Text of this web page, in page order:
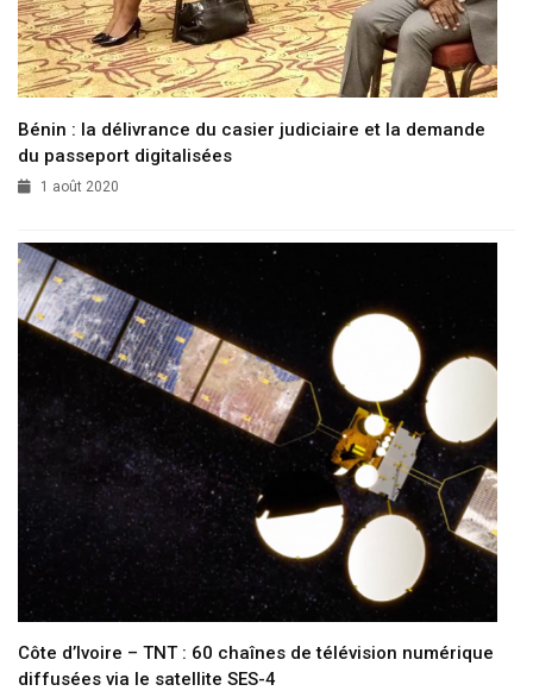
Bénin : la délivrance du casier judiciaire et la demande
du passeport digitalisées
1 août 2020
Côte d’Ivoire – TNT : 60 chaînes de télévision numérique
diffusées via le satellite SES-4